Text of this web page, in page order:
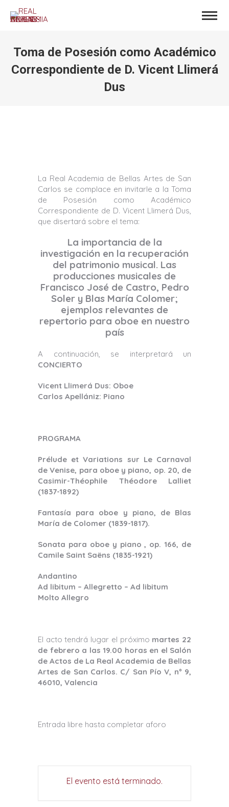
Toma de Posesión como Académico
Correspondiente de D. Vicent Llimerá
Dus
La Real Academia de Bellas Artes de San
Carlos se complace en invitarle a la Toma
de Posesión como Académico
Correspondiente de D. Vicent Llimerá Dus,
que disertará sobre el tema:
La importancia de la
investigación en la recuperación
del patrimonio musical. Las
producciones musicales de
Francisco José de Castro, Pedro
Soler y Blas María Colomer;
ejemplos relevantes de
repertorio para oboe en nuestro
país
A continuación, se interpretará un
CONCIERTO
Vicent Llimerá Dus: Oboe
Carlos Apellániz: Piano
PROGRAMA
Prélude et Variations sur Le Carnaval
de Venise, para oboe y piano, op. 20, de
Casimir-Théophile Théodore Lalliet
(1837-1892)
Fantasía para oboe y piano, de Blas
María de Colomer (1839-1817).
Sonata para oboe y piano , op. 166, de
Camile Saint Saëns (1835-1921)
Andantino
Ad libitum – Allegretto – Ad libitum
Molto Allegro
El acto tendrá lugar el próximo martes 22
de febrero a las 19.00 horas en el Salón
de Actos de La Real Academia de Bellas
Artes de San Carlos. C/ San Pío V, nº 9,
46010, Valencia
Entrada libre hasta completar aforo
El evento está terminado.